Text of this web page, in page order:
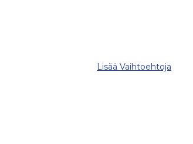
Lisää Vaihtoehtoja